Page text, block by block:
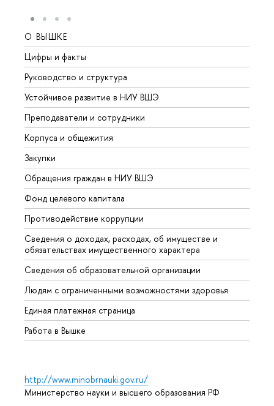
О ВЫШКЕ
Цифры и факты
Руководство и структура
Устойчивое развитие в НИУ ВШЭ
Преподаватели и сотрудники
Корпуса и общежития
Закупки
Обращения граждан в НИУ ВШЭ
Фонд целевого капитала
Противодействие коррупции
Сведения о доходах, расходах, об имуществе и
обязательствах имущественного характера
Сведения об образовательной организации
Людям с ограниченными возможностями здоровья
Единая платежная страница
Работа в Вышке
http://www.minobrnauki.gov.ru/
Министерство науки и высшего образования РФ